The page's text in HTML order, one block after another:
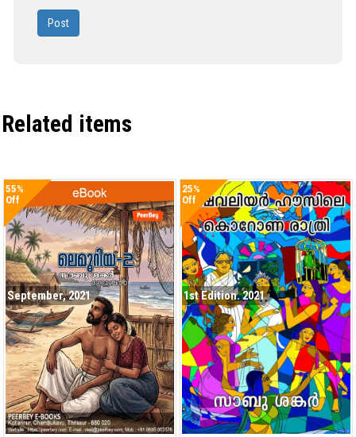
Post
Related items
55%
Off
September, 2021
25%
Off
1st Edition. 2021